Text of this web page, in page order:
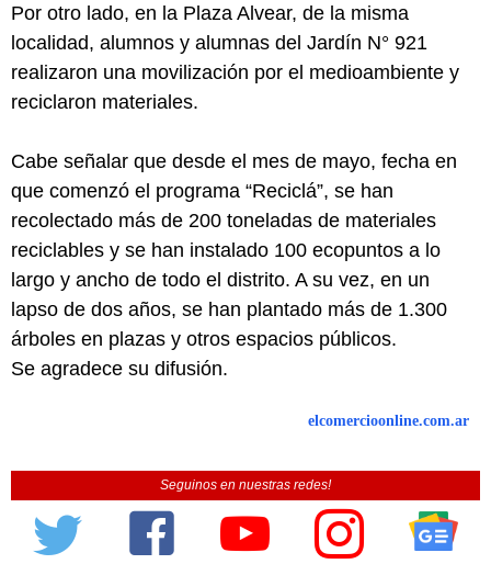
Por otro lado, en la Plaza Alvear, de la misma
localidad, alumnos y alumnas del Jardín N° 921
realizaron una movilización por el medioambiente y
reciclaron materiales.
Cabe señalar que desde el mes de mayo, fecha en
que comenzó el programa “Reciclá”, se han
recolectado más de 200 toneladas de materiales
reciclables y se han instalado 100 ecopuntos a lo
largo y ancho de todo el distrito. A su vez, en un
lapso de dos años, se han plantado más de 1.300
árboles en plazas y otros espacios públicos.
Se agradece su difusión.
elcomercioonline.com.ar
Seguinos en nuestras redes!